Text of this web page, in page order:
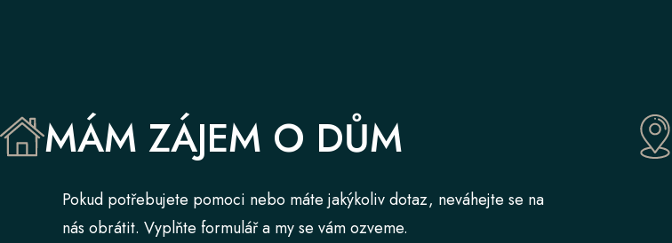
MÁM ZÁJEM O DŮM
Pokud potřebujete pomoci nebo máte jakýkoliv dotaz, neváhejte se na
nás obrátit. Vyplňte formulář a my se vám ozveme.